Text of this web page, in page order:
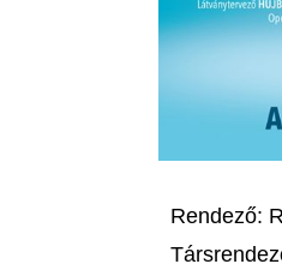
Rendező: